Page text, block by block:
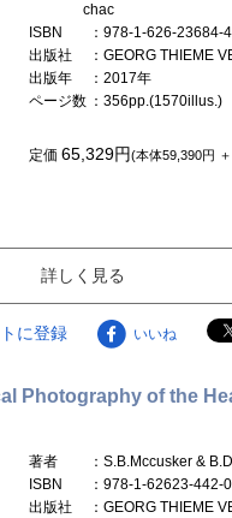
chac
ISBN
：978-1-626-23684-4
出版社
：GEORG THIEME
出版年
：2017年
ページ数 ：356pp.(1570illus.)
定価65,329円(本体59,390円
詳しく見る
に登録 いいね
Photography of the
著者
：S.B.Mccusker &
ISBN
：978-1-62623-442-0
出版社
：GEORG THIEME